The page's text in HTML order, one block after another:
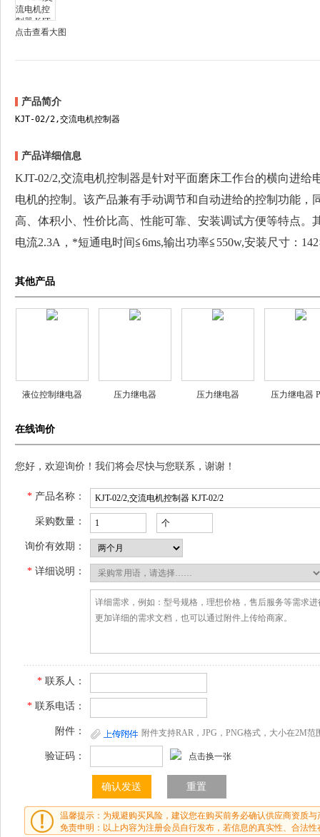
点击查看大图
产品简介
KJT-02/2,交流电机控制器
产品详细信息
KJT-02/2,交流电机控制器是针对平面磨床工作台的横向进
电机的控制。该产品兼有手动调节和自动进给的控制功能
高、体积小、性价比高、性能可靠、安装调试方便等特点
电流2.3A，*短通电时间≦6ms,输出功率≦550w,安装尺寸：
其他产品
液位控制继电器
YKJD24-1000
压力继电器 压力继电器 压力继电器
在线询价
您好，欢迎询价！我们将会尽快与您联系，谢谢！
* 产品名称：
采购数量：
询价有效期：
* 详细说明：
* 联系人：
* 联系电话：
附件： 附件支持RAR，JPG，PNG格式，大小在2M范
验证码： 点击换一张
温馨提示：为规避购买风险，建议您在购买前务必确认供应商资质与
免责申明：以上内容为注册会员自行发布，若信息的真实性、合法性